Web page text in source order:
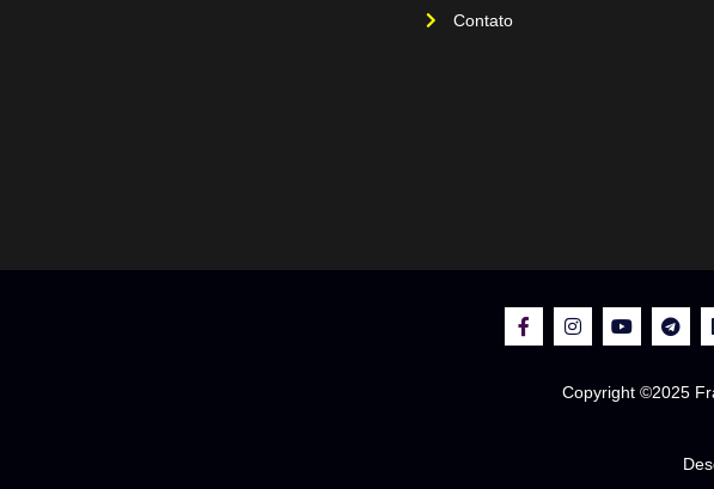
Contato
Copyright ©2025